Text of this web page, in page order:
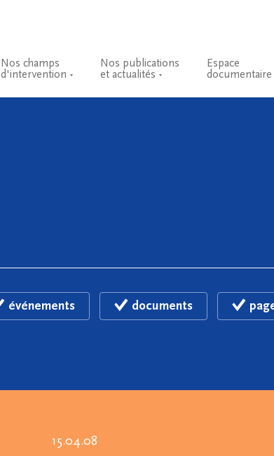
Nos champs
d'intervention
Nos publications
et actualités
Espace
documentaire
événements documents
15.04.08